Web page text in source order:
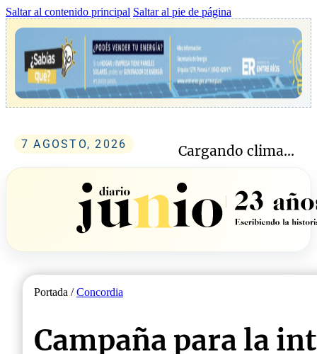
Saltar al contenido principal Saltar al pie de página
7 AGOSTO, 2026 Cargando clima...
Portada /Concordia
Campaña para la